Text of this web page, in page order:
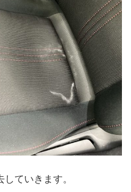
ていきます。